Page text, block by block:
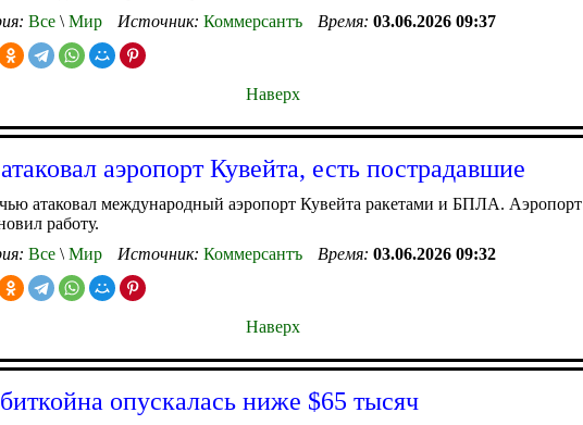
Все \ Мир Источник: Коммерсантъ Время: 03.06.2026 09:37
Наверх
аэропорт Кувейта, есть пострадавшие
атаковал международный аэропорт Кувейта ракетами и БПЛА. Аэропорт
работу.
Все \ Мир Источник: Коммерсантъ Время: 03.06.2026 09:32
Наверх
опускалась ниже $65 тысяч